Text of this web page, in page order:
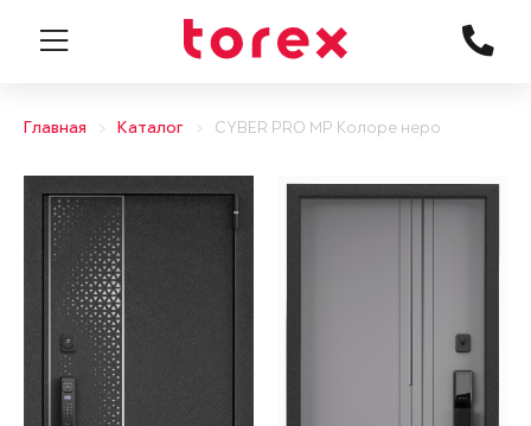
Главная Каталог CYBER PRO MP Колоре неро